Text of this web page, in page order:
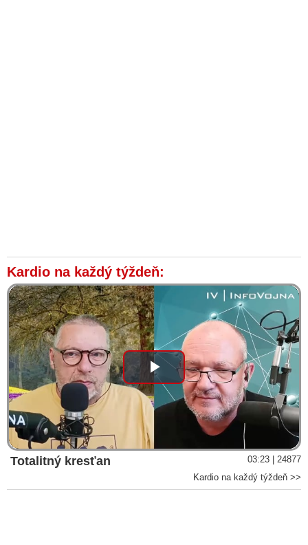
Kardio na každý týždeň:
Play
Video
Totalitný kresťan
03:23 | 24877
Kardio na každý týždeň >>